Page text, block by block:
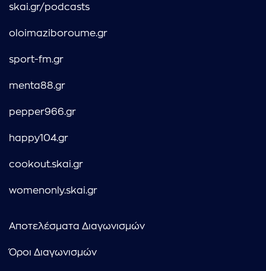
skai.gr/podcasts
oloimaziboroume.gr
sport-fm.gr
menta88.gr
pepper966.gr
happy104.gr
cookout.skai.gr
womenonly.skai.gr
Αποτελέσματα Διαγωνισμών
Όροι Διαγωνισμών